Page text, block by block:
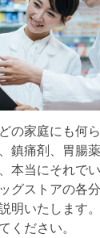
の家庭にも何
鎮痛剤、胃腸
本当にそれで
グストアの各
明いたします
ください。